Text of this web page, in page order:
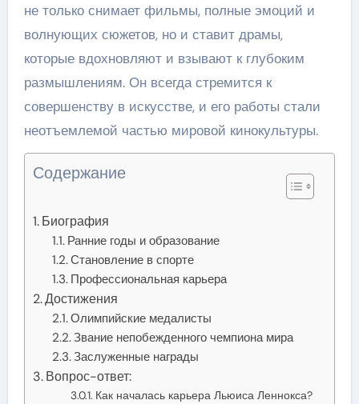
не только снимает фильмы, полные эмоций и
волнующих сюжетов, но и ставит драмы,
которые вдохновляют и взывают к глубоким
размышлениям. Он всегда стремится к
совершенству в искусстве, и его работы стали
неотъемлемой частью мировой кинокультуры.
Содержание
Биография
Ранние годы и образование
Становление в спорте
Профессиональная карьера
Достижения
Олимпийские медалисты
Звание непобежденного чемпиона мира
Заслуженные награды
Вопрос-ответ:
Как началась карьера Льюиса Леннокса?